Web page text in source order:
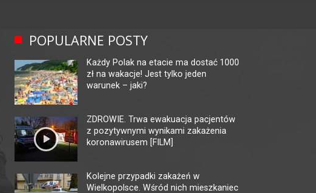
POPULARNE POSTY
Każdy Polak na etacie ma dostać 1000
zł na wakacje! Jest tylko jeden
warunek – jaki?
ZDROWIE. Trwa ewakuacja pacjentów
z pozytywnymi wynikami zakażenia
koronawirusem [FILM]
Kolejne przypadki zakażeń w
Wielkopolsce. Wśród nich mieszkaniec